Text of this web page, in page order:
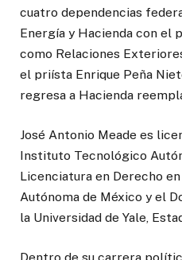
cuatro dependencias
Energía y Hacienda con el
como Relaciones
el priísta Enrique Peña
regresa a Hacienda
José Antonio Meade es
Instituto Tecnológico
Licenciatura en Derecho
Autónoma de México y el
la Universidad de Yale,